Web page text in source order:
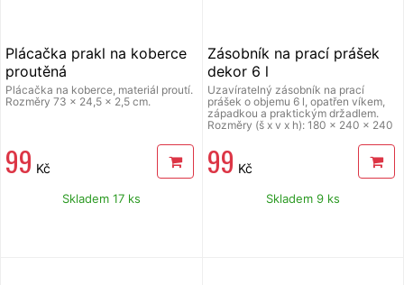
Plácačka prakl na koberce
proutěná
Plácačka na koberce, materiál proutí.
Rozměry 73 x 24,5 x 2,5 cm.
99 Kč
Skladem 17 ks
Zásobník na prací prášek
dekor 6 l
Uzavíratelný zásobník na prací
prášek o objemu 6 l, opatřen víkem,
západkou a praktickým držadlem.
Rozměry (š x v x h): 180 x 240 x 240
99 Kč
Skladem 9 ks